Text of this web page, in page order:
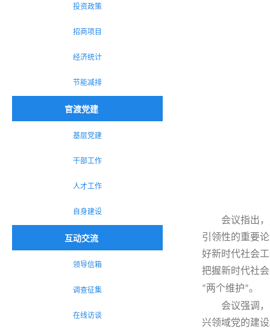
投资政策
招商项目
经济统计
节能减排
官渡党建
基层党建
干部工作
人才工作
自身建设
互动交流
领导信箱
调查征集
在线访谈
会议指出
引领性的重要
好新时代社会
把握新时代社
“两个维护”。
会议强调
兴领域党的建